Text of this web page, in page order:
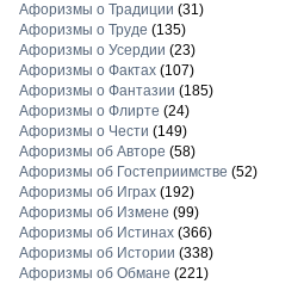
Афоризмы о Традиции (31)
Афоризмы о Труде (135)
Афоризмы о Усердии (23)
Афоризмы о Фактах(107)
Афоризмы о Фантазии (185)
Афоризмы о Флирте (24)
Афоризмы о Чести (149)
Афоризмы об Авторе (58)
Афоризмы об Гостеприимстве (52)
Афоризмы об Играх(192)
Афоризмы об Измене (99)
Афоризмы об Истинах(366)
Афоризмы об Истории (338)
Афоризмы об Обмане (221)